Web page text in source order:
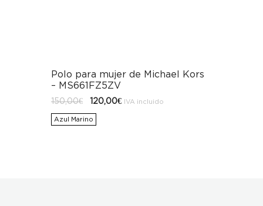
Polo para mujer de Michael Kors
– MS661FZ5ZV
150,00€
El
original
era:
120,00€ElIVA incluido
Azul Marino